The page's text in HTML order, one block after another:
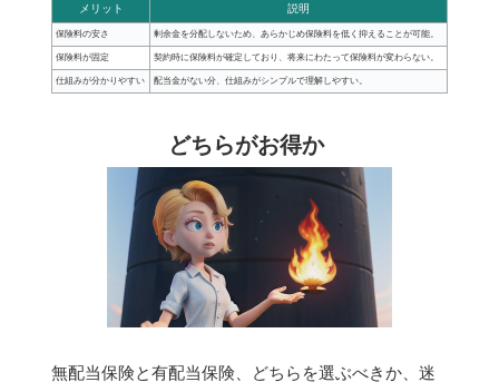
メリット 説明
保険料の安さ 剰余金を分配しないため、あらかじめ保険料を低く抑えることが可能。
保険料が固定 契約時に保険料が確定しており、将来にわたって保険料が変わらない。
仕組みが分かりやすい 配当金がない分、仕組みがシンプルで理解しやすい。
どちらがお得か
無配当保険と有配当保険、どちらを選ぶべきか、迷